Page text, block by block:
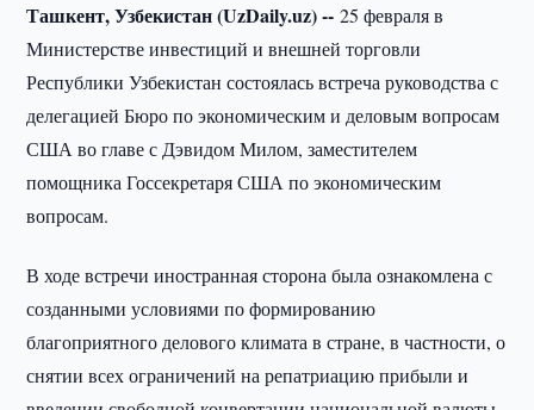
Ташкент, Узбекистан (UzDaily.uz) --25 февраля в
Министерстве инвестиций и внешней торговли
Республики Узбекистан состоялась встреча руководства с
делегацией Бюро по экономическим и деловым вопросам
США во главе с Дэвидом Милом, заместителем
помощника Госсекретаря США по экономическим
вопросам.
В ходе встречи иностранная сторона была ознакомлена с
созданными условиями по формированию
благоприятного делового климата в стране, в частности, о
снятии всех ограничений на репатриацию прибыли и